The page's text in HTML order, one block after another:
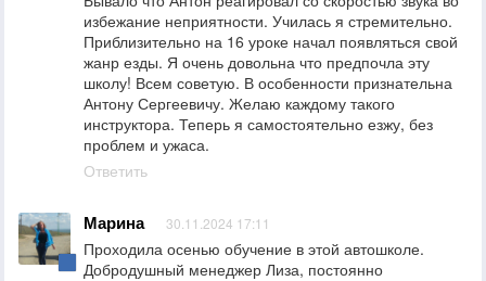
избежание неприятности. Училась я стремительно.
Приблизительно на 16 уроке начал появляться свой
жанр езды. Я очень довольна что предпочла эту
школу! Всем советую. В особенности признательна
Антону Сергеевичу. Желаю каждому такого
инструктора. Теперь я самостоятельно езжу, без
проблем и ужаса.
Ответить
Марина 30.11.2024 17:11
Проходила осенью обучение в этой автошколе.
Добродушный менеджер Лиза, постоянно